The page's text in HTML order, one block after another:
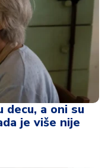
decu, a oni su
je više nije